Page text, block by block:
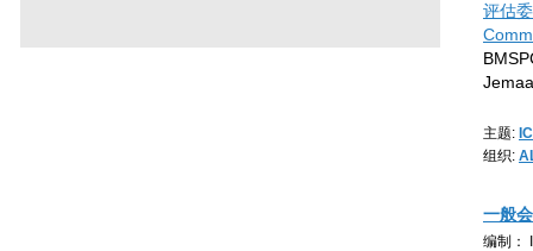
评估
主题:
组织:
一般
编制：